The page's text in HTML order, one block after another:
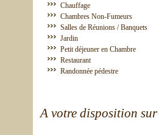
Chauffage
Chambres Non-Fumeurs
Salles de Réunions / Banquets
Jardin
Petit déjeuner en Chambre
Restaurant
Randonnée pédestre
A votre disposition